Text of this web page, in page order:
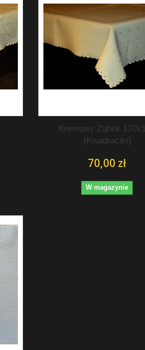
Kremowy Ząbek
(Kwadraciki)
70,00 zł
W magazynie